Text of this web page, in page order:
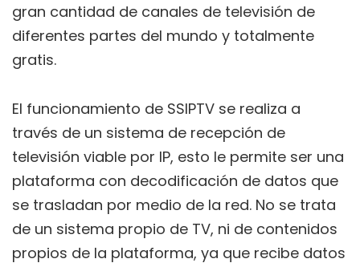
gran cantidad de canales de televisión de
diferentes partes del mundo y totalmente
gratis.
El funcionamiento de SSIPTV se realiza a
través de un sistema de recepción de
televisión viable por IP, esto le permite ser una
plataforma con decodificación de datos que
se trasladan por medio de la red. No se trata
de un sistema propio de TV, ni de contenidos
propios de la plataforma, ya que recibe datos